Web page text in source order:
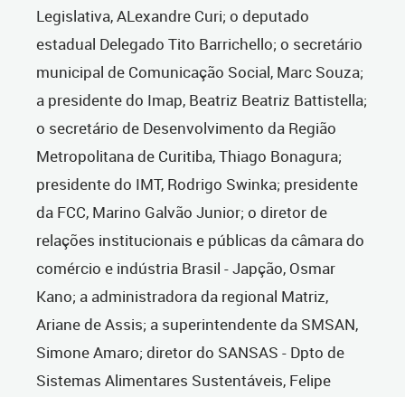
Legislativa, ALexandre Curi; o deputado
estadual Delegado Tito Barrichello; o secretário
municipal de Comunicação Social, Marc Souza;
a presidente do Imap, Beatriz Beatriz Battistella;
o secretário de Desenvolvimento da Região
Metropolitana de Curitiba, Thiago Bonagura;
presidente do IMT, Rodrigo Swinka; presidente
da FCC, Marino Galvão Junior; o diretor de
relações institucionais e públicas da câmara do
comércio e indústria Brasil - Japção, Osmar
Kano; a administradora da regional Matriz,
Ariane de Assis; a superintendente da SMSAN,
Simone Amaro; diretor do SANSAS - Dpto de
Sistemas Alimentares Sustentáveis, Felipe